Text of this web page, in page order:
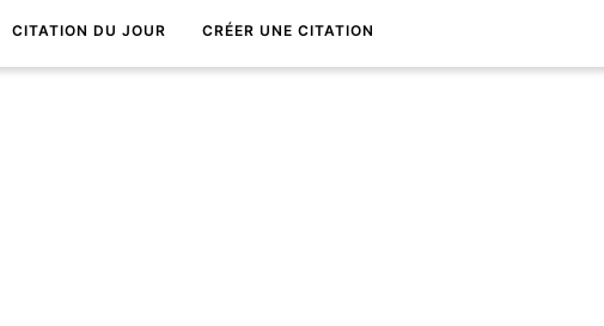
CITATION DU JOUR CRÉER UNE CITATION